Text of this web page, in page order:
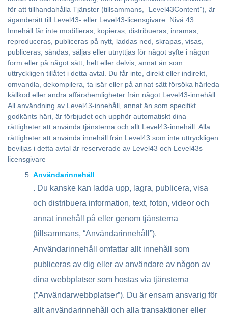
för att tillhandahålla Tjänster (tillsammans, ”Level43Content”), är
äganderätt till Level43- eller Level43-licensgivare. Nivå 43
Innehåll får inte modifieras, kopieras, distribueras, inramas,
reproduceras, publiceras på nytt, laddas ned, skrapas, visas,
publiceras, sändas, säljas eller utnyttjas för något syfte i någon
form eller på något sätt, helt eller delvis, annat än som
uttryckligen tillåtet i detta avtal. Du får inte, direkt eller indirekt,
omvandla, dekompilera, ta isär eller på annat sätt försöka härleda
källkod eller andra affärshemligheter från något Level43-innehåll.
All användning av Level43-innehåll, annat än som specifikt
godkänts häri, är förbjudet och upphör automatiskt dina
rättigheter att använda tjänsterna och allt Level43-innehåll. Alla
rättigheter att använda innehåll från Level43 som inte uttryckligen
beviljas i detta avtal är reserverade av Level43 och Level43s
licensgivare
Användarinnehåll
. Du kanske kan ladda upp, lagra, publicera, visa
och distribuera information, text, foton, videor och
annat innehåll på eller genom tjänsterna
(tillsammans, “Användarinnehåll”).
Användarinnehåll omfattar allt innehåll som
publiceras av dig eller av användare av någon av
dina webbplatser som hostas via tjänsterna
(”Användarwebbplatser”). Du är ensam ansvarig för
allt användarinnehåll och alla transaktioner eller